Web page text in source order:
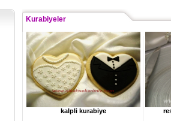
Kurabiyeler
kalpli kurabiye